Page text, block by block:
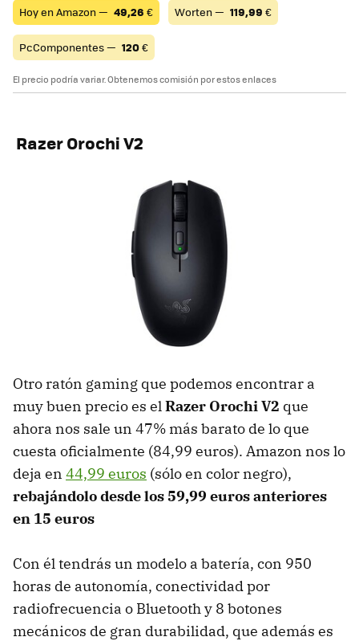
Hoy en Amazon — 49,26 € Worten — 119,99 €
PcComponentes — 120€
El precio podría variar. Obtenemos comisión por estos enlaces
Razer Orochi V2
Otro ratón gaming que podemos encontrar a
muy buen precio es elRazer Orochi V2 que
ahora nos sale un 47% más barato de lo que
cuesta oficialmente (84,99 euros). Amazon nos lo
deja en 44,99 euros (sólo en color negro),
rebajándolo desde los 59,99 euros anteriores
en 15 euros
Con él tendrás un modelo a batería, con 950
horas de autonomía, conectividad por
radiofrecuencia o Bluetooth y 8 botones
mecánicos de gran durabilidad, que además es